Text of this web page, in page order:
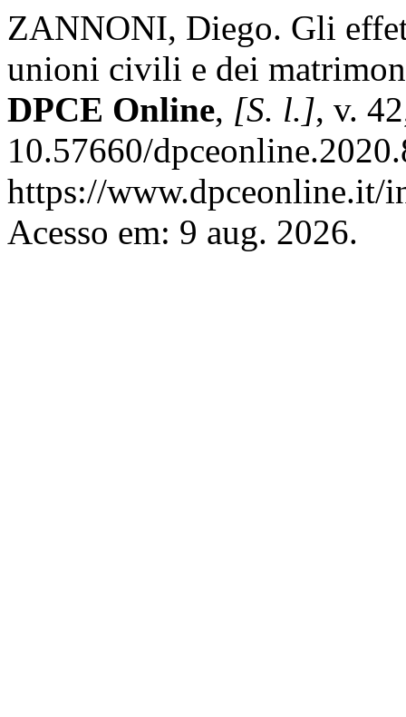
ZANNONI, Diego. Gli
unioni civili e dei
DPCE Online, [S. l.], v.
10.57660/
https://www.dpceonline.it/
Acesso em: 9 aug. 2026.